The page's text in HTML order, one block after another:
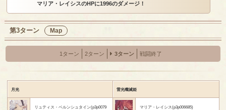
マリア・レイシスのHPに1996のダメージ！
第3ターン Map
1ターン 2ターン 3ターン 戦闘終了
月光 雷光殲滅姫
リュティス・ベルンシュタイン(p3p0079
マリア・レイシス(p3p006685)